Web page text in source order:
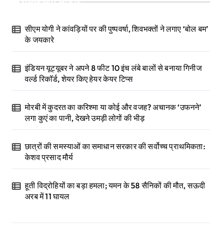
सीएम योगी ने कांवड़ियों पर की पुष्पवर्षा, शिवभक्तों ने लगाए ‘बोल बम’
के जयकारे
इंडियन यूट्यूबर ने अपने 8 फीट 10 इंच लंबे बालों से बनाया गिनीज
वर्ल्ड रिकॉर्ड, शेयर किए हेयर केयर टिप्स
मोरबी में कुदरत का करिश्मा या कोई और वजह? अचानक ‘उफनने’
लगा कुएं का पानी, देखने उमड़ी लोगों की भीड़
छात्रों की समस्याओं का समाधान सरकार की सर्वोच्च प्राथमिकता:
केशव प्रसाद मौर्य
हूती विद्रोहियों का बड़ा हमला; यमन के 58 सैनिकों की मौत, सऊदी
अरब में 11 घायल